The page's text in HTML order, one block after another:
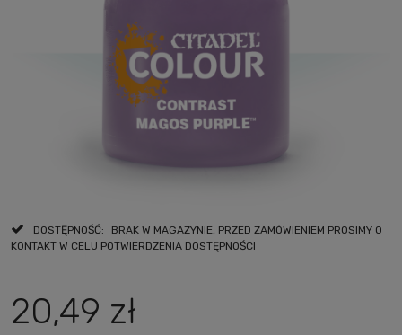
DOSTĘPNOŚĆ:
BRAK W MAGAZYNIE, PRZED ZAMÓWIENIEM PROSIMY O
KONTAKT W CELU POTWIERDZENIA DOSTĘPNOŚCI
20,49 zł